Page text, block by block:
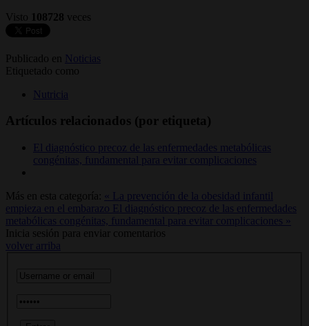
Visto 108728 veces
Publicado en
Noticias
Etiquetado como
Nutricia
Artículos relacionados (por etiqueta)
El diagnóstico precoz de las enfermedades metabólicas
congénitas, fundamental para evitar complicaciones
Más en esta categoría: « La prevención de la obesidad infantil
empieza en el embarazo El diagnóstico precoz de las enfermedades
metabólicas congénitas, fundamental para evitar complicaciones »
Inicia sesión para enviar comentarios
volver arriba